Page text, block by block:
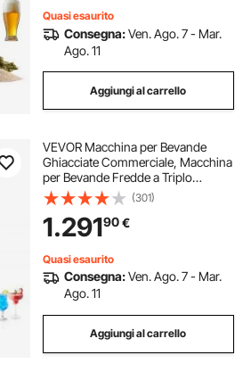
Quasi esaurito
Consegna:Ven. Ago. 7 - Mar.
Ago. 11
Aggiungi al carrello
VEVOR Macchina per Bevande
Ghiacciate Commerciale, Macchina
per Bevande Fredde a Triplo
Serbatoio 12L x 3, Macchina per
Bevande Ghiacciate in Acciaio Inox,
Macchina per Bevande Smoothie
Bar Hotel
(301)
1.29190€
Quasi esaurito
Consegna:Ven. Ago. 7 - Mar.
Ago. 11
Aggiungi al carrello